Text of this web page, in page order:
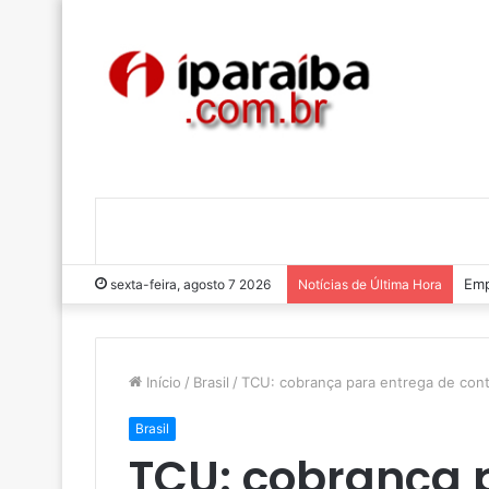
sexta-feira, agosto 7 2026 Notícias de Última Hora
Início / Brasil / TCU: cobrança para entrega de
Brasil